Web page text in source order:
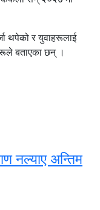
थपेको र युवाहरूलाई
बताएका छन् ।
नल्याए अन्तिम